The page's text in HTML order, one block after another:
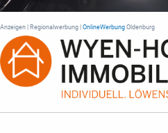
Anzeigen | Regionalwerbung | OnlineWerbung Oldenburg